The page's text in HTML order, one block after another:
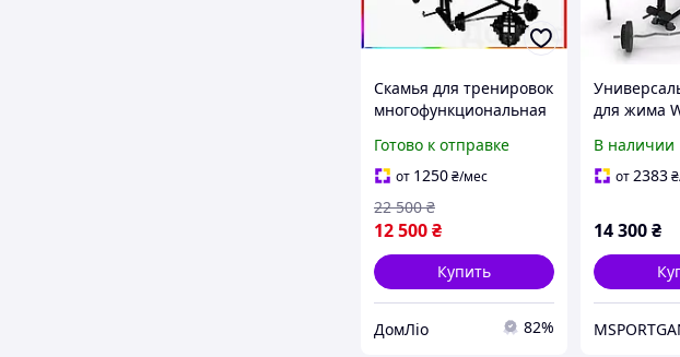
Скамья для тренировок
многофункциональная
силовым комплектом
98 кг для домашних
занятий
Готово к отправке
от 1250₴/мес
12 500₴
22 500 ₴
Купить
ДомЛіо 82%
для жима
брусками и
Скотта
В наличии
от2383₴
14 300₴